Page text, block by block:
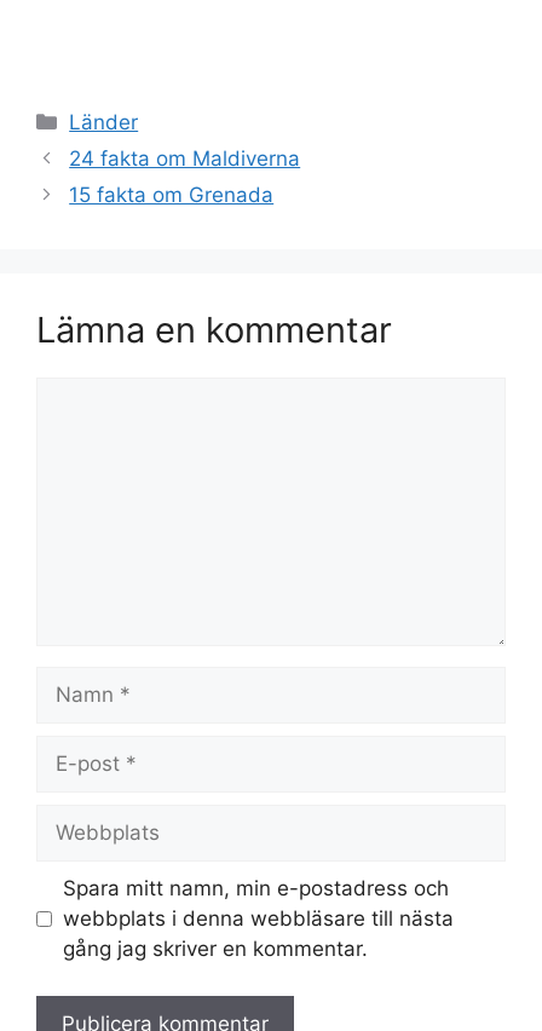
Kategorier
Länder
24 fakta om Maldiverna
15 fakta om Grenada
Lämna en kommentar
Namn
Webbplats
Spara mitt namn, min e-postadress och
webbplats i denna webbläsare till nästa
gång jag skriver en kommentar.